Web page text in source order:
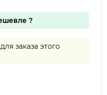
?
заказа этого